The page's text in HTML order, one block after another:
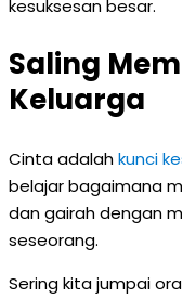
kesuksesan besar.
Saling
Keluarga
Cinta adalahkunci
belajar bagaimana
dan gairah dengan
seseorang.
Sering kita jumpai